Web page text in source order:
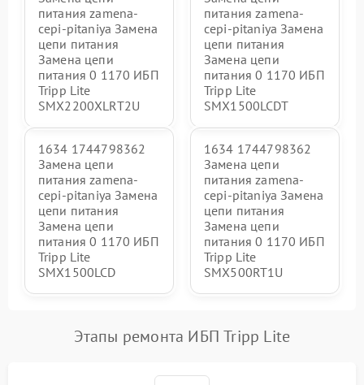
питания zamena-
cepi-pitaniya Замена
цепи питания
Замена цепи
питания 0 1170 ИБП
Tripp Lite
SMX2200XLRT2U
питания zamena-
cepi-pitaniya Замена
цепи питания
Замена цепи
питания 0 1170 ИБП
Tripp Lite
SMX1500LCDT
1634 1744798362
Замена цепи
питания zamena-
cepi-pitaniya Замена
цепи питания
Замена цепи
питания 0 1170 ИБП
Tripp Lite
SMX1500LCD
1634 1744798362
Замена цепи
питания zamena-
cepi-pitaniya Замена
цепи питания
Замена цепи
питания 0 1170 ИБП
Tripp Lite
SMX500RT1U
Этапы ремонта ИБП Tripp Lite